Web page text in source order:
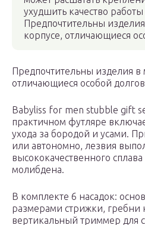
ухудшить качество
Предпочтительны
корпусе, отличающиеся
Предпочтительны изделия в
отличающиеся особой
Babyliss for men stubble gift
практичном футляре
ухода за бородой и усами.
или автономно, лезвия
высококачественного
молибдена.
В комплекте 6 насадок:
размерами стрижки, гребни
вертикальный триммер для